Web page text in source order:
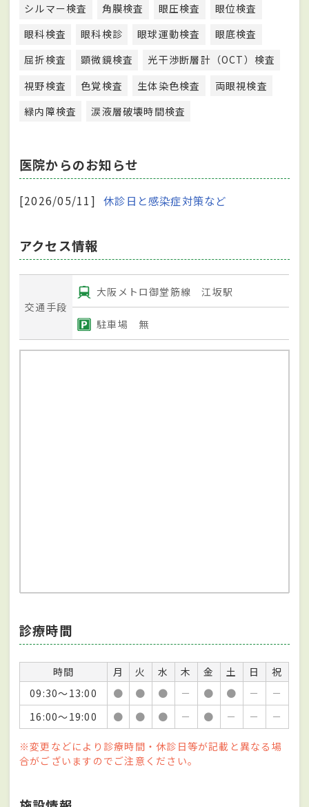
シルマー検査
角膜検査 眼圧検査
眼位検査
眼科検査
眼科検診 眼球運動検査
眼底検査
屈折検査
顕微鏡検査
光干渉断層計（OCT）検査
視野検査
色覚検査 生体染色検査
両眼視検査
緑内障検査
涙液層破壊時間検査
医院からのお知らせ
[2026/05/11] 休診日と感染症対策など
アクセス情報
交通手段
大阪メトロ御堂筋線 江坂駅
駐車場 無
診療時間
時間 月 火 水 木 金 土 日
祝
09:30～13:00
● ● ● － ● ● －
－
16:00～19:00
● ● ● － ● － － －
※変更などにより診療時間・休診日等が記載と異なる場
合がございますのでご注意ください。